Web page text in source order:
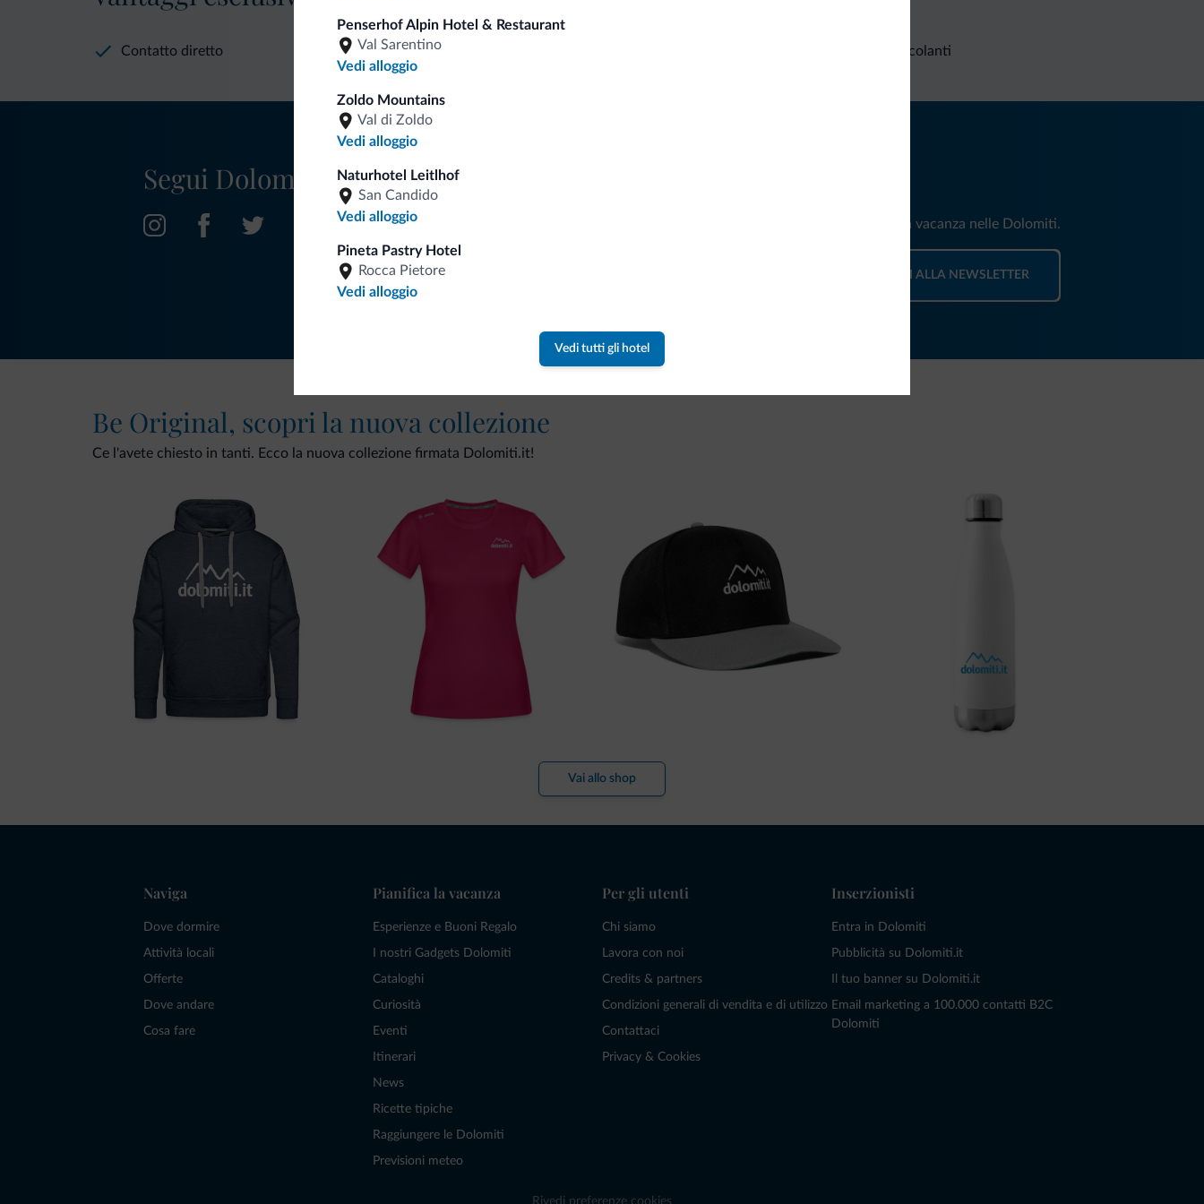
Penserhof Alpin Hotel & Restaurant
Val Sarentino
Vedi alloggio
Zoldo Mountains
Val di Zoldo
Vedi alloggio
Naturhotel Leitlhof
San Candido
Vedi alloggio
Pineta Pastry Hotel
Rocca Pietore
Vedi alloggio
Vedi tutti gli hotel
Contatto diretto Richieste non vincolanti
Segui Dolomiti.it
Riceverai informazioni, offerte esclusive e news per la tua vacanza nelle Dolomiti.
ISCRIVITI ALLA NEWSLETTER
Be Original, scopri la nuova collezione
Ce l'avete chiesto in tanti. Ecco la nuova collezione firmata Dolomiti.it!
Vai allo shop
Naviga
Dove dormire
Attività locali
Offerte
Dove andare
Cosa fare
Pianifica la vacanza
Esperienze e Buoni Regalo
I nostri Gadgets Dolomiti
Cataloghi
Curiosità
Eventi
Itinerari
News
Ricette tipiche
Raggiungere le Dolomiti
Previsioni meteo
Per gli utenti
Chi siamo
Lavora con noi
Credits & partners
Condizioni generali di vendita e di utilizzo
Contattaci
Privacy & Cookies
Inserzionisti
Entra in Dolomiti
Pubblicità su Dolomiti.it
Il tuo banner su Dolomiti.it
Email marketing a 100.000 contatti B2C
Dolomiti